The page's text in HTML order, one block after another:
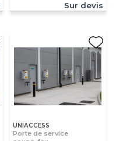
Sur devis
UNIACCESS
Porte de service